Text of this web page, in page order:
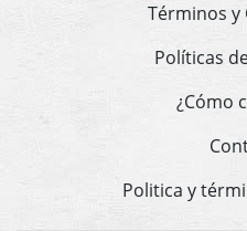
Términos y
Políticas
¿Cómo
Politica y